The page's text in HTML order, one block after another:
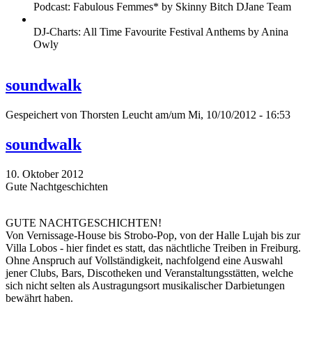
Podcast: Fabulous Femmes* by Skinny Bitch DJane Team
DJ-Charts: All Time Favourite Festival Anthems by Anina
Owly
soundwalk
Gespeichert von Thorsten Leucht am/um Mi, 10/10/2012 - 16:53
soundwalk
10. Oktober 2012
Gute Nachtgeschichten
GUTE NACHTGESCHICHTEN!
Von Vernissage-House bis Strobo-Pop, von der Halle Lujah bis zur
Villa Lobos - hier findet es statt, das nächtliche Treiben in Freiburg.
Ohne Anspruch auf Vollständigkeit, nachfolgend eine Auswahl
jener Clubs, Bars, Discotheken und Veranstaltungsstätten, welche
sich nicht selten als Austragungsort musikalischer Darbietungen
bewährt haben.